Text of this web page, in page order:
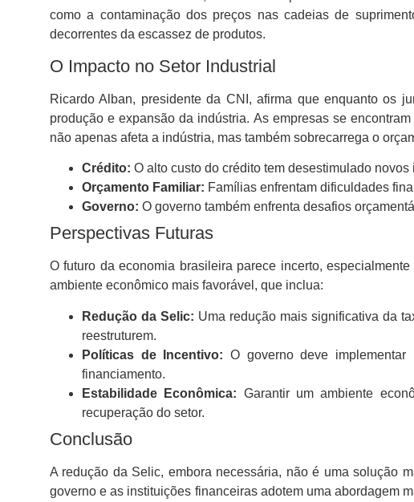
como a contaminação dos preços nas cadeias de
decorrentes da escassez de produtos.
O Impacto no Setor Industrial
Ricardo Alban, presidente da CNI, afirma que enquanto os
produção e expansão da indústria. As empresas se
não apenas afeta a indústria, mas também sobrecarrega o
Crédito: O alto custo do crédito tem desestimulado
Orçamento Familiar: Famílias enfrentam dificuldades
Governo: O governo também enfrenta desafios
Perspectivas Futuras
O futuro da economia brasileira parece incerto,
ambiente econômico mais favorável, que inclua:
Redução da Selic: Uma redução mais significativa da
reestruturem.
Políticas de Incentivo: O governo deve
financiamento.
Estabilidade Econômica: Garantir um ambiente
recuperação do setor.
Conclusão
A redução da Selic, embora necessária, não é uma solução
governo e as instituições financeiras adotem uma abordagem